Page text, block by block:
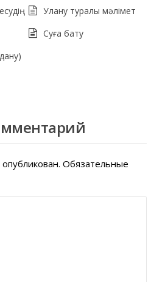
Улану туралы мәлімет
Суға бату
Обязательные